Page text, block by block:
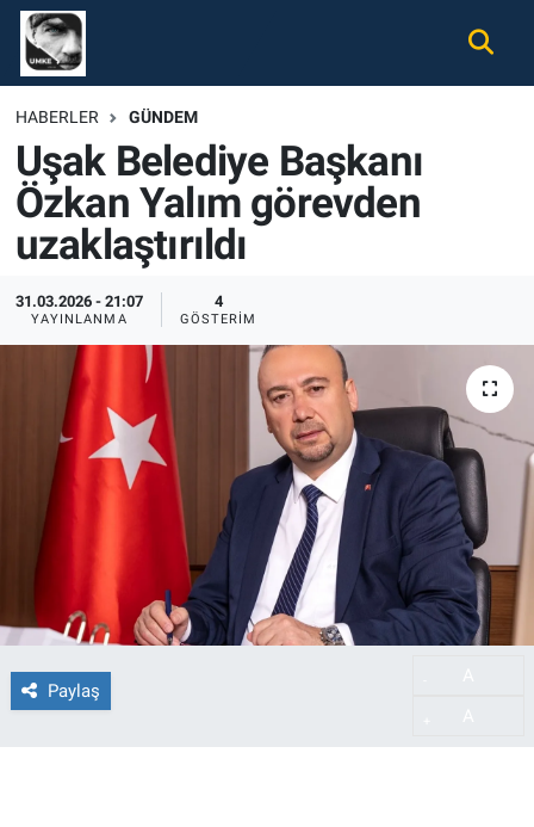
HABERLER GÜNDEM
Uşak Belediye Başkanı
Özkan Yalım görevden
uzaklaştırıldı
31.03.2026 - 21:07
YAYINLANMA
4
GÖSTERIM
Paylaş
Gündem
Ekonomi
Spor
Magazin
Tüm Haberler
İletişim
Künye
Nöbetçi Eczaneler
Hava Durumu
Namaz Vakitleri
Trafik Durumu
Süper Lig Puan Durumu ve Fikstür
Tüm Manşetler
Son Dakika Haberleri